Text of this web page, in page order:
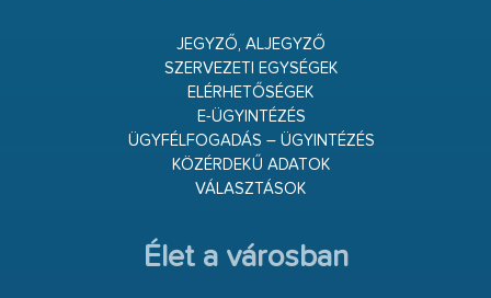
JEGYZŐ, ALJEGYZŐ
SZERVEZETI EGYSÉGEK
ELÉRHETŐSÉGEK
E-ÜGYINTÉZÉS
ÜGYFÉLFOGADÁS – ÜGYINTÉZÉS
KÖZÉRDEKŰ ADATOK
VÁLASZTÁSOK
Élet a városban